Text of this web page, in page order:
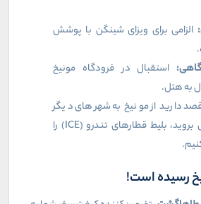
الزامی برای ویزای شینگن با پوشش
استقبال در فرودگاه مونیخ
به هتل.
دارید از مونیخ به شهرهای دیگر
بروید، بلیط قطارهای تندرو (ICE) را
رسیده است!